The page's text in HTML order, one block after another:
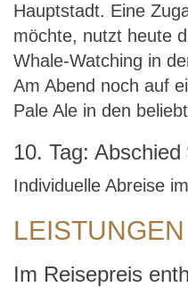
Hauptstadt. Eine
möchte, nutzt heute
Whale-Watching in
Am Abend noch auf
Pale Ale in den
10. Tag:
Individuelle Abreise
LEISTUNGEN
Im Reisepreis